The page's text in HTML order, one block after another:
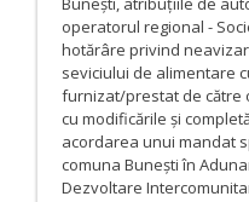
operatorul regional -
hotărâre privind
seviciului de alimentare
furnizat/prestat de către
cu modificările și
acordarea unui mandat
comuna Bunești în
Dezvoltare